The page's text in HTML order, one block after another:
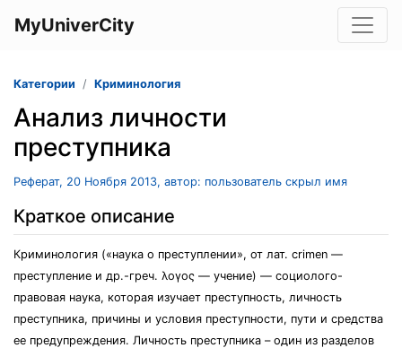
MyUniverCity
Категории Криминология
Анализ личности
преступника
Реферат, 20 Ноября 2013, автор: пользователь скрыл имя
Краткое описание
Криминология («наука о преступлении», от лат. crimen —
преступление и др.-греч. λογος — учение) — социолого-
правовая наука, которая изучает преступность, личность
преступника, причины и условия преступности, пути и средства
ее предупреждения. Личность преступника – один из разделов